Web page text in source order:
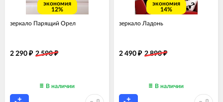
экономия
12%
зеркало Парящий Орел
2 290 ₽ 2 590₽
В наличии
экономия
14%
зеркало Ладонь
2 490 ₽ 2 890₽
В наличии